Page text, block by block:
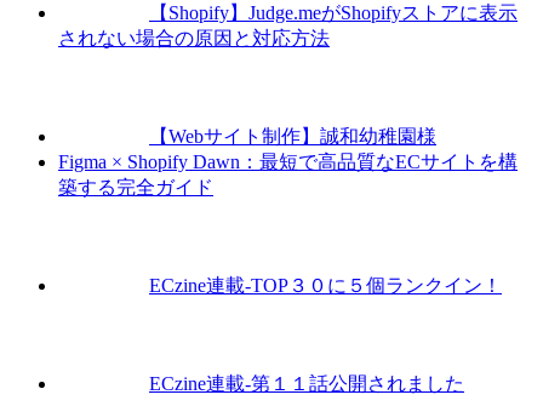
【Shopify】Judge.meがShopifyストアに表示
されない場合の原因と対応方法
【Webサイト制作】誠和幼稚園様
Figma × Shopify Dawn：最短で高品質なECサイトを構
築する完全ガイド
ECzine連載-TOP３０に５個ランクイン！
ECzine連載-第１１話公開されました